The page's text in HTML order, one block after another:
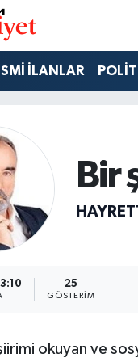
İLANLAR
Bir
25
GÖSTERIM
okuyan ve
ve Fikstür